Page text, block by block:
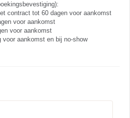
contract tot 60 dagen voor aankomst
voor aankomst
voor aankomst
voor aankomst en bij no-show